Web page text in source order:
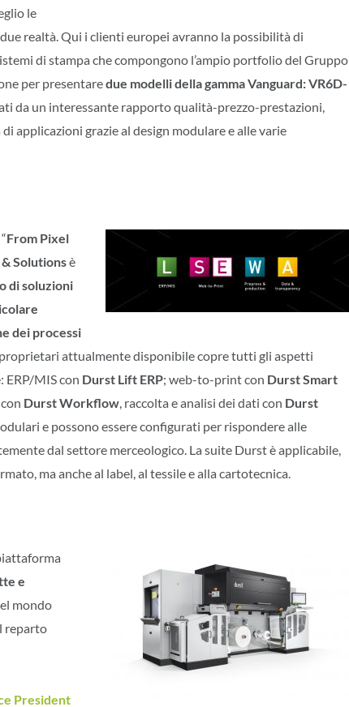
le
realtà. Qui i clienti europei avranno la possibilità di
di stampa che compongono l’ampio portfolio del Gruppo
per presentaredue modelli della gamma Vanguard: VR6D-
da un interessante rapporto qualità-prezzo-prestazioni,
applicazioni grazie al design modulare e alle varie
From Pixel
Solutionsè
di soluzioni
dei processi
attualmente disponibile copre tutti gli aspetti
MIS con Durst Lift ERP; web-to-print con Durst Smart
Durst Workflow , raccolta e analisi dei dati con Durst
e possono essere configurati per rispondere alle
dal settore merceologico. La suite Durst è applicabile,
ma anche al label, al tessile e alla cartotecnica.
e
mondo
reparto
President